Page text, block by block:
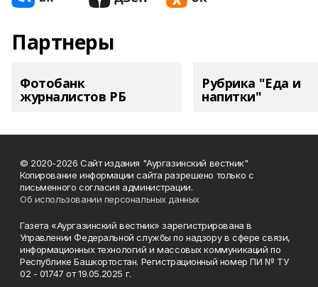
Партнеры
Фотобанк
журналистов РБ
Рубрика "Еда и
напитки"
© 2020-2026 Сайт издания "Аургазинский вестник"
Копирование информации сайта разрешено только с
письменного согласия администрации.
Об использовании персональных данных
Газета «Аургазинский вестник» зарегистрирована в
Управлении Федеральной службы по надзору в сфере связи,
информационных технологий и массовых коммуникаций по
Республике Башкортостан. Регистрационный номер ПИ № ТУ
02 - 01747 от 19.05.2025 г.